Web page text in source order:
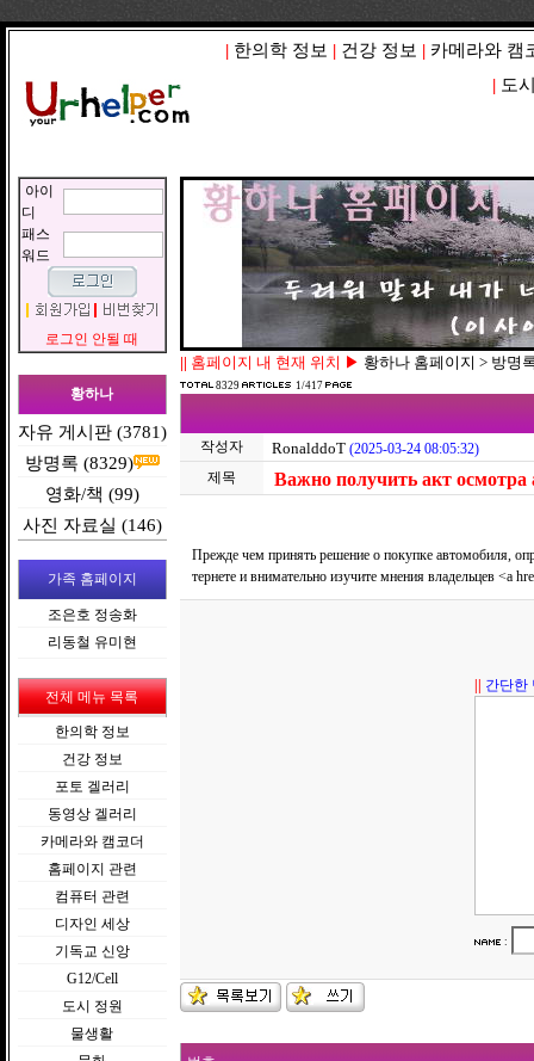
| 한의학 정보 | 건강 정보 | 카메라와 캠
| 도
아이
디
패스
워드
로그인 안될 때
황하나
자유 게시판 (3781)
방명록 (8329)
영화/책 (99)
사진 자료실 (146)
가족 홈페이지
조은호 정송화
리동철 유미현
전체 메뉴 목록
한의학 정보
건강 정보
포토 겔러리
동영상 겔러리
카메라와 캠코더
홈페이지 관련
컴퓨터 관련
디자인 세상
기독교 신앙
G12/Cell
도시 정원
물생활
|| 홈페이지 내 현재 위치 ▶ 황하나 홈페이지 > 방명
8329 1/417
작성자 RonalddoT (2025-03-24 08:05:32)
제목
Важно получить акт осмотра
Прежде чем принять решение о покупке автомобиля,
тернете и внимательно изучите мнения владельцев
간단한
: